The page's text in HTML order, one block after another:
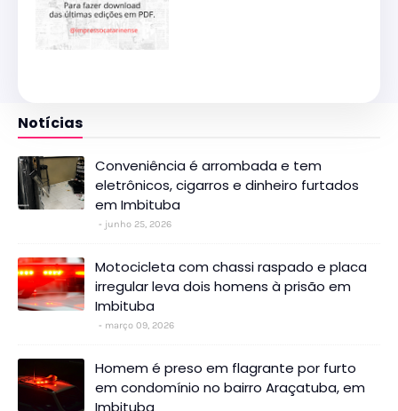
Notícias
Conveniência é arrombada e tem
eletrônicos, cigarros e dinheiro furtados
em Imbituba
junho 25, 2026
Motocicleta com chassi raspado e placa
irregular leva dois homens à prisão em
Imbituba
março 09, 2026
Homem é preso em flagrante por furto
em condomínio no bairro Araçatuba, em
Imbituba